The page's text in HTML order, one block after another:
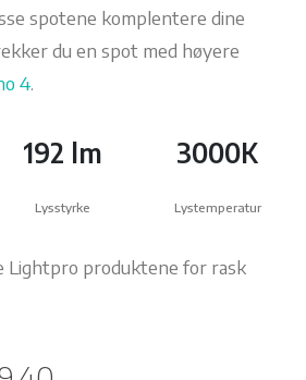
spotene komplentere dine
du en spot med høyere
4.
192 lm
Lysstyrke
3000K
Lystemperatur
Lightpro produktene for rask